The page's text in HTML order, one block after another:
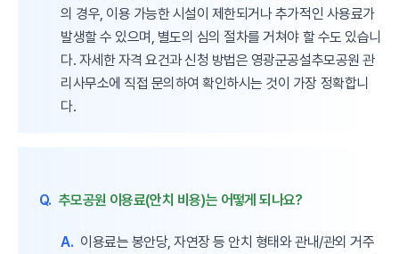
의 경우, 이용 가능한 시설이 제한되거나 추가적인 사용료가
발생할 수 있으며, 별도의 심의 절차를 거쳐야 할 수도 있습니
다. 자세한 자격 요건과 신청 방법은 영광군공설추모공원 관
리사무소에 직접 문의하여 확인하시는 것이 가장 정확합니
다.
Q. 추모공원 이용료(안치 비용)는 어떻게 되나요?
A. 이용료는 봉안당, 자연장 등 안치 형태와 관내/관외 거주